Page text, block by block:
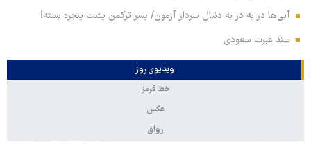
آبی‌ها در به در به دنبال سردار آزمون/ پسر ترکمن پشت پنجره بسته!
سند عبرت سعودی
ویدیوی روز
خط قرمز
عکس
رواق